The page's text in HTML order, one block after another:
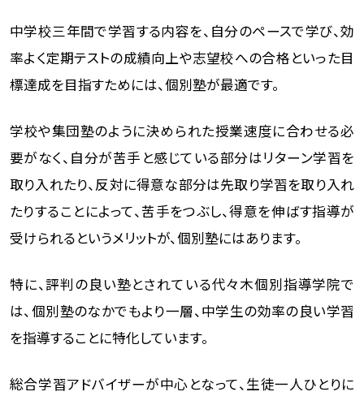
中学校三年間で学習する内容を、自分のペースで学び、効
率よく定期テストの成績向上や志望校への合格といった目
標達成を目指すためには、個別塾が最適です。
学校や集団塾のように決められた授業速度に合わせる必
要がなく、自分が苦手と感じている部分はリターン学習を
取り入れたり、反対に得意な部分は先取り学習を取り入れ
たりすることによって、苦手をつぶし、得意を伸ばす指導が
受けられるというメリットが、個別塾にはあります。
特に、評判の良い塾とされている代々木個別指導学院で
は、個別塾のなかでもより一層、中学生の効率の良い学習
を指導することに特化しています。
総合学習アドバイザーが中心となって、生徒一人ひとりに